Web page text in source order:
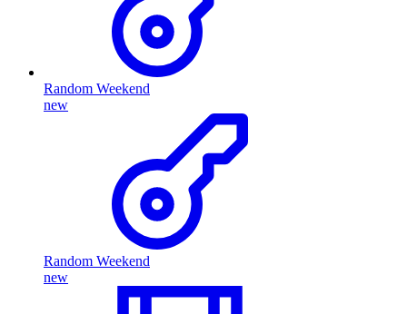
Random Weekend
new
Random Weekend
new